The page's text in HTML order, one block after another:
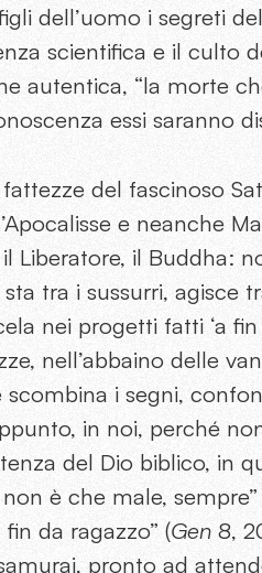
dell’uomo i segreti
scientifica e il culto
autentica, “la morte
essi saranno
del fascinoso
e neanche
Liberatore, il Buddha:
tra i sussurri, agisce
nei progetti fatti ‘a
nell’abbaino delle
i segni,
in noi, perché
del Dio biblico, in
è che male, sempre”
da ragazzo” (Gen 8,
pronto ad